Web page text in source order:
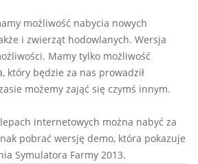
możliwość nabycia nowych
i zwierząt hodowlanych. Wersja
Mamy tylko możliwość
który będzie za nas prowadził
możemy zająć się czymś innym.
internetowych można nabyć za
pobrać wersję demo, która pokazuje
Symulatora Farmy 2013.